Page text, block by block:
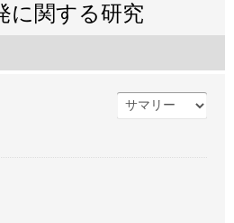
に関する研究